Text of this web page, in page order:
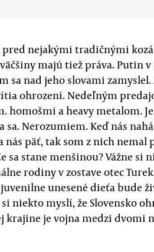
nejakými tradičnými
majú tiež práva. Putin
sa nad jeho slovami
ohrození. Nedeľným
homošmi a heavy metalom.
sa. Nerozumiem. Keď nás
päť, tak som z nich nemal
sa stane menšinou? Vážne si
rodiny v zostave otec
unesené dieťa bude
niekto myslí, že Slovensko
krajine je vojna medzi dvomi